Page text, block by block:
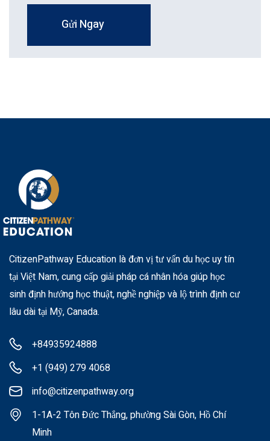
Gửi Ngay
CitizenPathway Education là đơn vị tư vấn du học uy tín
tại Việt Nam, cung cấp giải pháp cá nhân hóa giúp học
sinh định hướng học thuật, nghề nghiệp và lộ trình định cư
lâu dài tại Mỹ, Canada.
+84935924888
+1 (949) 279 4068
info@citizenpathway.org
1-1A-2 Tôn Đức Thắng, phường Sài Gòn, Hồ Chí
Minh